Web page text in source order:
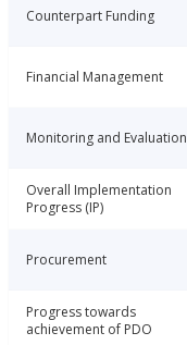
Counterpart Funding
Financial Management
Monitoring and Evaluation
Overall Implementation
Progress (IP)
Procurement
Progress towards
achievement of PDO